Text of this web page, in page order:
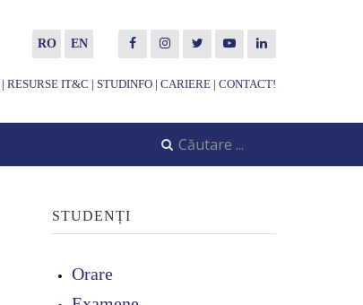
RO EN
| RESURSE IT&C | STUDINFO | CARIERE | CONTACT!
STUDENȚI
Orare